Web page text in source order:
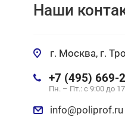
Наши
г. Москва, г.
+7 (495) 669-
Пн. – Пт.: с 9:00 до
info@poliprof.ru